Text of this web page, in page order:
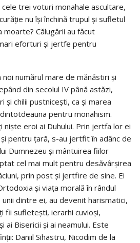
trei voturi monahale ascultare,
nu își închină trupul și sufletul
Călugării au făcut
eforturi și jertfe pentru
numărul mare de mănăstiri și
din secolul IV până astăzi,
și chilii pustnicești, ca și marea
pentru monahism.
niște eroi ai Duhului. Prin jertfa lor ei
pentru țară, s-au jertfit în adânc de
Dumnezeu și mântuirea fiilor
cel mai mult pentru desăvârșirea
prin post și jertfire de sine. Ei
și viața morală în rândul
dintre ei, au devenit harismatici,
fii sufletești, ierarhi cuvioși,
ai Bisericii și ai neamului. Este
Daniil Sihastru, Nicodim de la